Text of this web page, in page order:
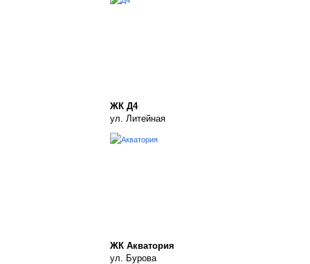
ЖК Д4
ул. Литейная
ЖК Акватория
ул. Бурова